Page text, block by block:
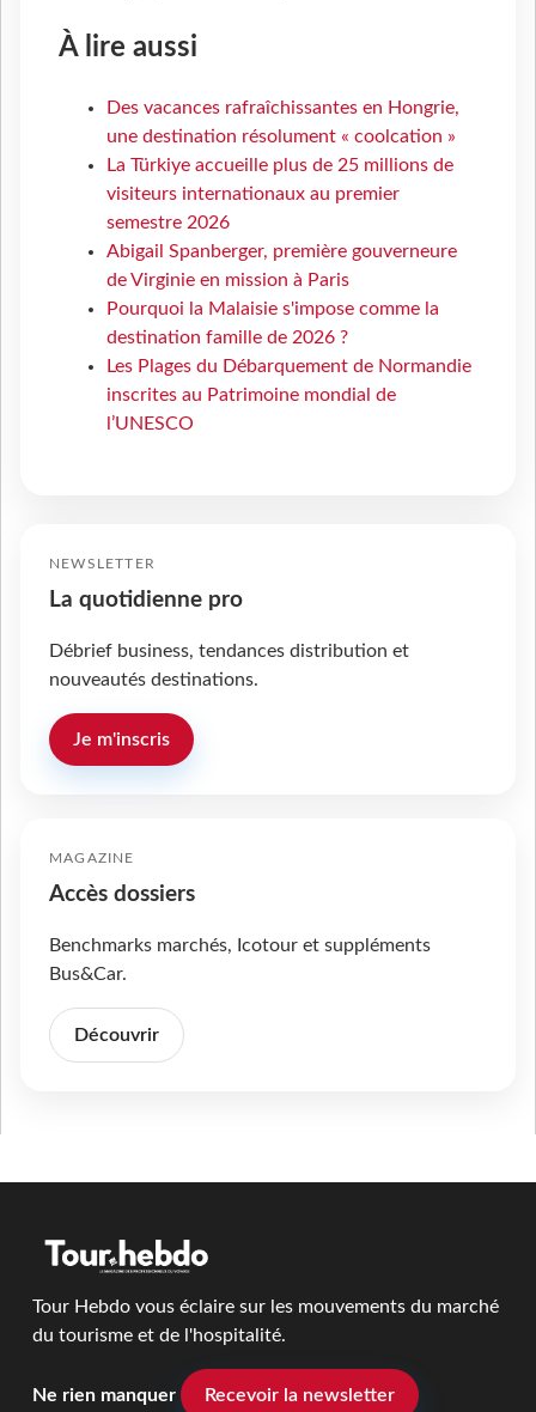
À lire aussi
Des vacances rafraîchissantes en Hongrie,
une destination résolument « coolcation »
La Türkiye accueille plus de 25 millions de
visiteurs internationaux au premier
semestre 2026
Abigail Spanberger, première gouverneure
de Virginie en mission à Paris
Pourquoi la Malaisie s'impose comme la
destination famille de 2026 ?
Les Plages du Débarquement de Normandie
inscrites au Patrimoine mondial de
l’UNESCO
NEWSLETTER
La quotidienne pro
Débrief business, tendances distribution et
nouveautés destinations.
Je m'inscris
MAGAZINE
Accès dossiers
Benchmarks marchés, Icotour et suppléments
Bus&Car.
Découvrir
Tour Hebdo vous éclaire sur les mouvements du marché
du tourisme et de l'hospitalité.
Ne rien manquer Recevoir la newsletter